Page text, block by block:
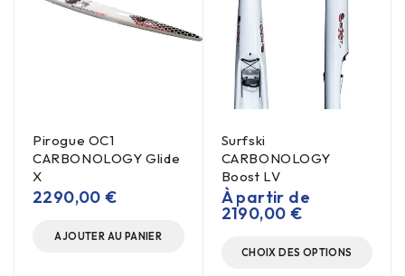
Pirogue OC1
CARBONOLOGY Glide
X
2290,00€
AJOUTER AU PANIER
Surfski
CARBONOLOGY
Boost LV
À partir de
2190,00 €
CHOIX DES OPTIONS